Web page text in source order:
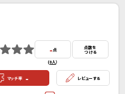
- 点
(0人）
点数を
つける
マッチ率 - レビューする